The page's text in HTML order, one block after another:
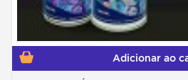
Adicionar ao